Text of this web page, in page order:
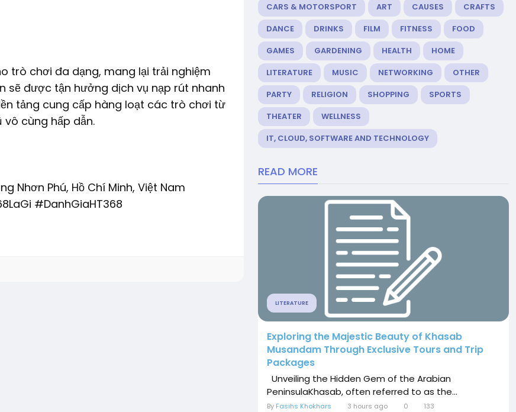
trò chơi đa dạng, mang lại trải nghiệm
sẽ được tận hưởng dịch vụ nạp rút nhanh
tảng cung cấp hàng loạt các trò chơi từ
cùng hấp dẫn.
Nhơn Phú, Hồ Chí Minh, Việt Nam
#DanhGiaHT368
CARS & MOTORSPORT ART CAUSES
CRAFTS
DANCE
DRINKS FILM FITNESS
FOOD
GAMES
GARDENING HEALTH
HOME
LITERATURE
MUSIC NETWORKING
OTHER
PARTY
RELIGION SHOPPING
SPORTS
THEATER
WELLNESS
IT, CLOUD, SOFTWARE AND TECHNOLOGY
READ MORE
LITERATURE
Exploring the Majestic Beauty of Khasab
Musandam Through Exclusive Tours and Trip
Packages
Unveiling the Hidden Gem of the Arabian
PeninsulaKhasab, often referred to as the...
By Fasihs Khokhars 3 hours ago 0 133